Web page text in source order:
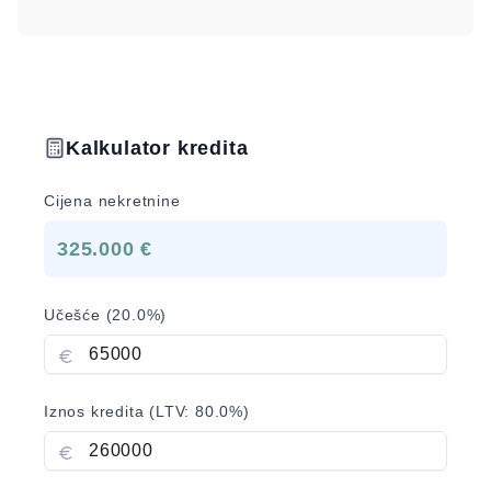
Kalkulator kredita
Cijena nekretnine
325.000 €
Učešće (20.0%)
Iznos kredita (LTV:80.0%)